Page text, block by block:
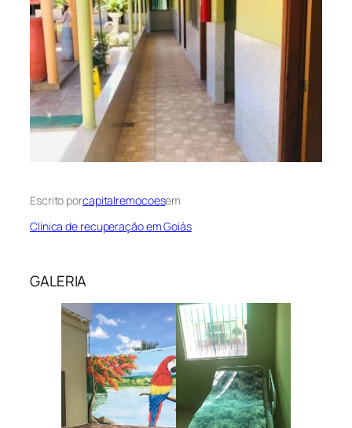
Escrito porcapitalremocoesem
Clínica de recuperação em Goiás
GALERIA